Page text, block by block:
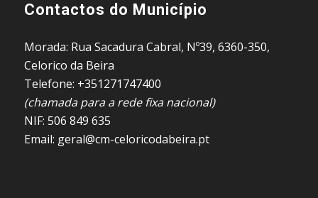
Contactos do Município
Morada: Rua Sacadura Cabral, Nº39, 6360-350,
Celorico da Beira
Telefone: +351271747400
(chamada para a rede fixa nacional)
NIF: 506 849 635
Email: geral@cm-celoricodabeira.pt